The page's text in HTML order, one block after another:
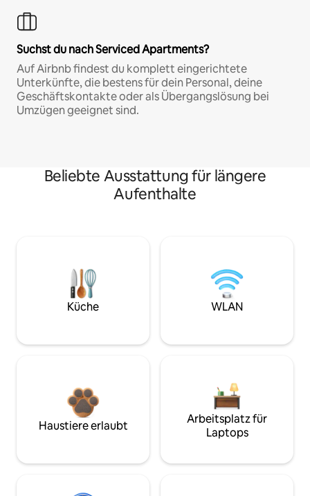
Suchst du nach Serviced Apartments?
Auf Airbnb findest du komplett eingerichtete
Unterkünfte, die bestens für dein Personal, deine
Geschäftskontakte oder als Übergangslösung bei
Umzügen geeignet sind.
Beliebte Ausstattung für längere
Aufenthalte
Küche WLAN
Haustiere erlaubt
Arbeitsplatz für
Laptops